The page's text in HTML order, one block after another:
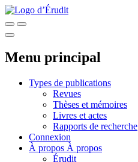
Menu principal
Types de publications
Revues
Thèses et mémoires
Livres et actes
Rapports de recherche
Connexion
À propos À propos
Érudit